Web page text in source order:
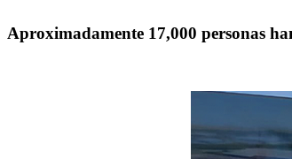
Aproximadamente 17,000 personas